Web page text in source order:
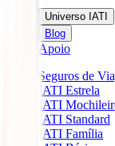
Universo IATI
Blog
Apoio
Seguros de
IATI Estrela
IATI
IATI Standard
IATI Família